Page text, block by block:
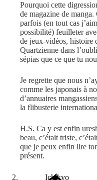
Pourquoi cette
de magazine de manga.
parfois (en tout cas
possibilité) feuilleter
de jeux-vidéos, histoire
Quartzienne dans
sépias que ce que tu
Je regrette que nous
comme les japonais à
d’annuaires
la flibusterie
H.S. Ca y est enfin
beau, c’était triste,
que je peux enfin lire
présent.
Ichikyo